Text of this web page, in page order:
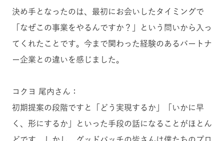
決め手となったのは、最初にお会いしたタイミングで
「なぜこの事業をやるんですか？」という問いから入っ
てくれたことです。今まで関わった経験のあるパートナ
ー企業との違いを感じました。
コクヨ 尾内さん：
初期提案の段階ですと「どう実現するか」「いかに早
く、形にするか」といった手段の話になることがほとん
どです。しかし、グッドパッチの皆さんは僕たちのプロ